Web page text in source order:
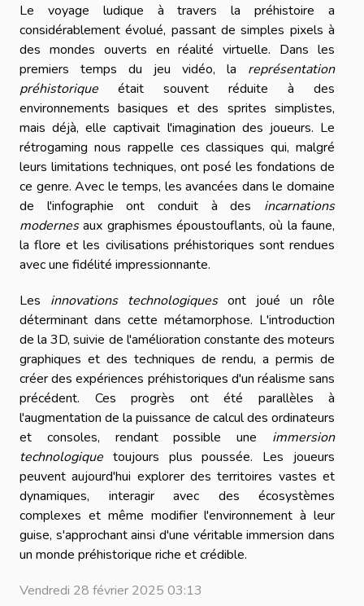
Le voyage ludique à travers la préhistoire a
considérablement évolué, passant de simples pixels à
des mondes ouverts en réalité virtuelle. Dans les
premiers temps du jeu vidéo, la représentation
préhistorique était souvent réduite à des
environnements basiques et des sprites simplistes,
mais déjà, elle captivait l'imagination des joueurs. Le
rétrogaming nous rappelle ces classiques qui, malgré
leurs limitations techniques, ont posé les fondations de
ce genre. Avec le temps, les avancées dans le domaine
de l'infographie ont conduit à des incarnations
modernesaux graphismes époustouflants, où la faune,
la flore et les civilisations préhistoriques sont rendues
avec une fidélité impressionnante.
Les innovations technologiquesont joué un rôle
déterminant dans cette métamorphose. L'introduction
de la 3D, suivie de l'amélioration constante des moteurs
graphiques et des techniques de rendu, a permis de
créer des expériences préhistoriques d'un réalisme sans
précédent. Ces progrès ont été parallèles à
l'augmentation de la puissance de calcul des ordinateurs
et consoles, rendant possible une immersion
technologique toujours plus poussée. Les joueurs
peuvent aujourd'hui explorer des territoires vastes et
dynamiques, interagir avec des écosystèmes
complexes et même modifier l'environnement à leur
guise, s'approchant ainsi d'une véritable immersion dans
un monde préhistorique riche et crédible.
Vendredi 28 février 2025 03:13